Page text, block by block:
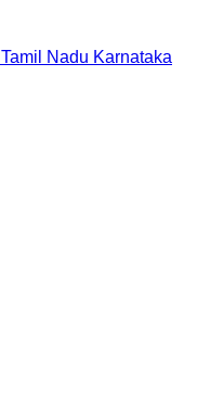
Tamil Nadu Karnataka